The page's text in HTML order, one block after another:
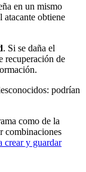
en un mismo
atacante obtiene
. Si se daña el
recuperación de
podrían
como de la
combinaciones
crear y guardar